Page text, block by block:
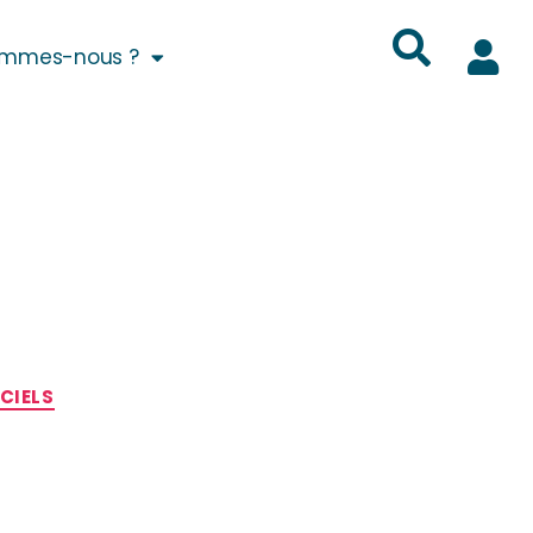
nous ?